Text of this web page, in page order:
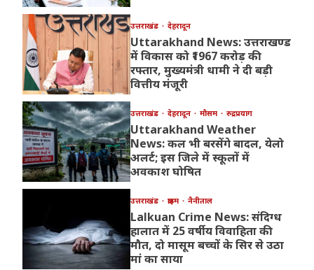
उत्तराखंड देहरादून
Uttarakhand News: उत्तराखण्ड
में विकास को ₹1967 करोड़ की
रफ्तार, मुख्यमंत्री धामी ने दी बड़ी
वित्तीय मंजूरी
उत्तराखंड देहरादून मौसम रुद्रप्रयाग
Uttarakhand Weather
News: कल भी बरसेंगे बादल, येलो
अलर्ट; इस जिले में स्कूलों में
अवकाश घोषित
उत्तराखंड क्राइम नैनीताल
Lalkuan Crime News: संदिग्ध
हालात में 25 वर्षीय विवाहिता की
मौत, दो मासूम बच्चों के सिर से उठा
मां का साया